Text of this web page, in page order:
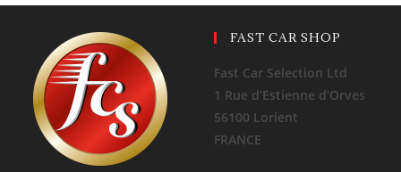
FAST CAR SHOP
Fast Car Selection Ltd
1 Rue d’Estienne d’Orves
56100 Lorient
FRANCE